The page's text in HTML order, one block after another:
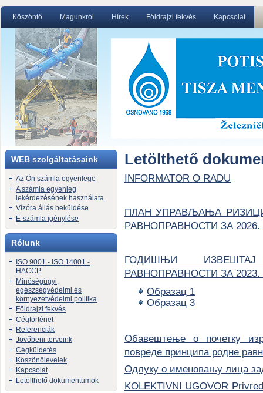
Köszöntő Magunkról Hírek Földrajzi fekvés Kapcsolat
WEB szolgáltatásaink
Az Ön számla egyenlege
A számla egyenleg
lekérdezésének használata
Vízóra állás beküldése
E-számla igénylése
Rólunk
ISO 9001 - ISO 14001 -
HACCP
Minőségügyi,
egészségvédelmi és
környezetvédelmi politika
Földrajzi fekvés
Cégtörténet
Referenciák
Jövőbeni terveink
Cégküldetés
Köszönőlevelek
Kapcsolat
Letölthető dokumentumok
Letölthető
INFORMATOR O RADU
ПЛАН УПРАВЉАЊА
РАВНОПРАВНОСТИ ЗА
ГОДИШЊИ
РАВНОПРАВНОСТИ ЗА
Образац 1
Образац 3
Oбавештење о почетку
повреде принципа родне
Одлуку о именовању лица
KOLEKTIVNI UGOVOR